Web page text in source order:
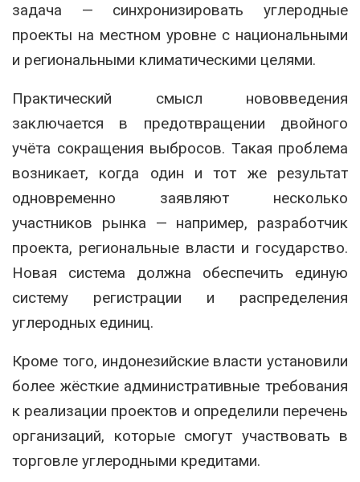
задача — синхронизировать углеродные
проекты на местном уровне с национальными
и региональными климатическими целями.
Практический смысл нововведения
заключается в предотвращении двойного
учёта сокращения выбросов. Такая проблема
возникает, когда один и тот же результат
одновременно заявляют несколько
участников рынка — например, разработчик
проекта, региональные власти и государство.
Новая система должна обеспечить единую
систему регистрации и распределения
углеродных единиц.
Кроме того, индонезийские власти установили
более жёсткие административные требования
к реализации проектов и определили перечень
организаций, которые смогут участвовать в
торговле углеродными кредитами.